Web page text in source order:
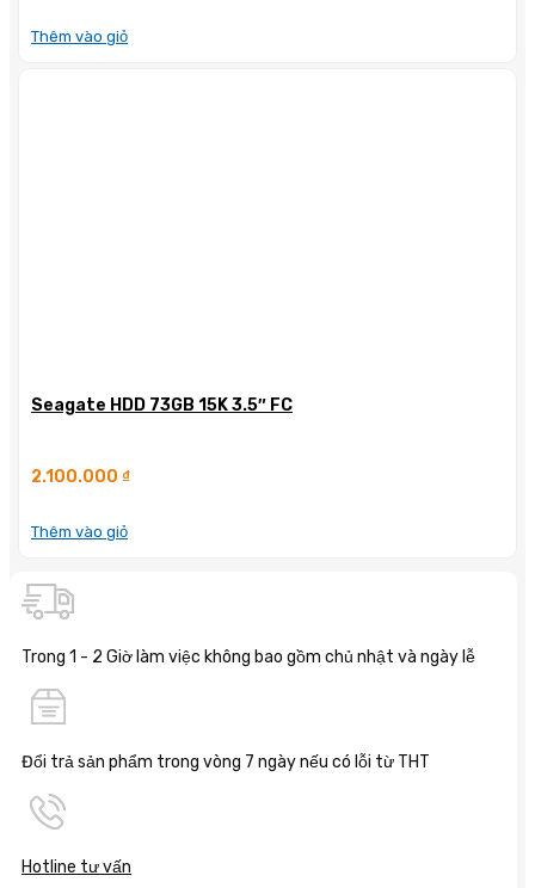
Thêm vào giỏ
Seagate HDD 73GB 15K 3.5″ FC
2.100.000 ₫
Thêm vào giỏ
Trong 1 - 2 Giờ làm việc không bao gồm chủ nhật và ngày lễ
Đổi trả sản phẩm trong vòng 7 ngày nếu có lỗi từ THT
Hotline tư vấn